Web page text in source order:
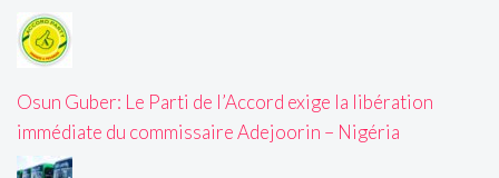
Osun Guber: Le Parti de l’Accord exige la libération
immédiate du commissaire Adejoorin – Nigéria